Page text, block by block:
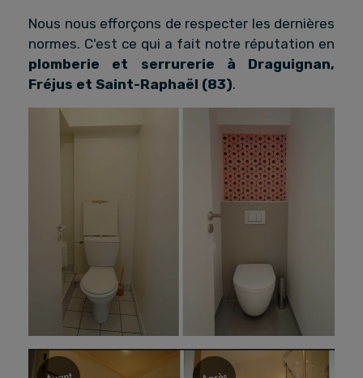
Nous nous efforçons de respecter les dernières
normes. C'est ce qui a fait notre réputation en
plomberie et serrurerie à Draguignan,
Fréjus et Saint-Raphaël (83).